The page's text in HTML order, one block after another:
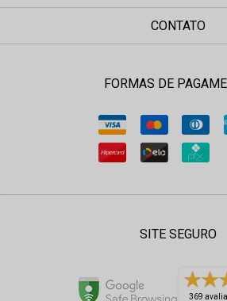
CONTATO
FORMAS DE
SITE SEGURO
369